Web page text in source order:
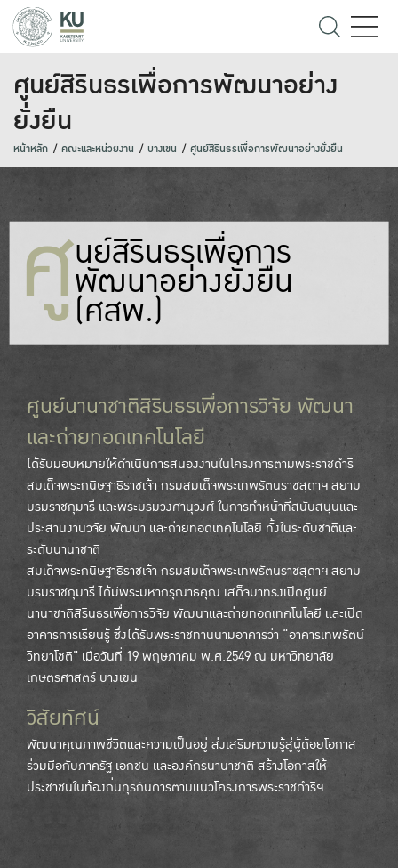
ศูนย์สิรินธรเพื่อการพัฒนาอย่าง
ยั่งยืน
หน้าหลัก คณะและหน่วยงาน บางเขน ศูนย์สิรินธรเพื่อการพัฒนาอย่างยั่งยืน
ศูนย์สิรินธรเพื่อการ
พัฒนาอย่างยั่งยืน
(ศสพ.)
ศูนย์นานาชาติสิรินธรเพื่อการวิจัย พัฒนา
และถ่ายทอดเทคโนโลยี
ได้รับมอบหมายให้ดำเนินการสนองงานในโครงการตามพระราชดำริ
สมเด็จพระกนิษฐาธิราชเจ้า กรมสมเด็จพระเทพรัตนราชสุดาฯ สยาม
บรมราชกุมารี และพระบรมวงศานุวงศ์ ในการทำหน้าที่สนับสนุนและ
ประสานงานวิจัย พัฒนา และถ่ายทอดเทคโนโลยี ทั้งในระดับชาติและ
ระดับนานาชาติ
สมเด็จพระกนิษฐาธิราชเจ้า กรมสมเด็จพระเทพรัตนราชสุดาฯ สยาม
บรมราชกุมารี ได้มีพระมหากรุณาธิคุณ เสด็จมาทรงเปิดศูนย์
นานาชาติสิรินธรเพื่อการวิจัย พัฒนาและถ่ายทอดเทคโนโลยี และเปิด
อาคารการเรียนรู้ ซึ่งได้รับพระราชทานนามอาคารว่า “อาคารเทพรัตน์
วิทยาโชติ" เมื่อวันที่ 19 พฤษภาคม พ.ศ.2549 ณ มหาวิทยาลัย
เกษตรศาสตร์ บางเขน
วิสัยทัศน์
พัฒนาคุณภาพชีวิตและความเป็นอยู่ ส่งเสริมความรู้สู่ผู้ด้อยโอกาส
ร่วมมือกับภาครัฐ เอกชน และองค์กรนานาชาติ สร้างโอกาสให้
ประชาชนในท้องถิ่นทุรกันดารตามแนวโครงการพระราชดำริฯ